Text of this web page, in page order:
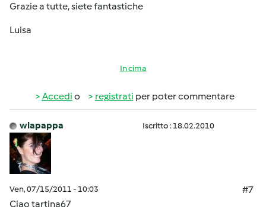
Grazie a tutte, siete fantastiche
Luisa
In cima
Accedi o registrati per poter commentare
wlapappa Iscritto : 18.02.2010
Ven, 07/15/2011 - 10:03
#7
Ciao tartina67